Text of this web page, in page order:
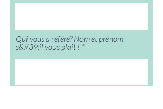
Qui vous a référé? Nom et prénom
s&#39;il vous plait !